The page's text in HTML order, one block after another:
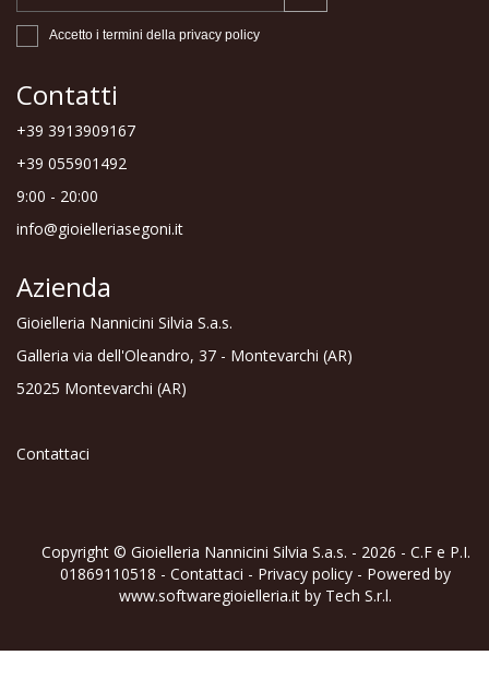
Accetto i termini della privacy policy
Contatti
+39 3913909167
+39 055901492
9:00 - 20:00
info@gioielleriasegoni.it
Azienda
Gioielleria Nannicini Silvia S.a.s.
Galleria via dell'Oleandro, 37 - Montevarchi (AR)
52025 Montevarchi (AR)
Contattaci
Copyright © Gioielleria Nannicini Silvia S.a.s. - 2026 - C.F e P.I.
01869110518 - Contattaci - Privacy policy - Powered by
www.softwaregioielleria.it by Tech S.r.l.